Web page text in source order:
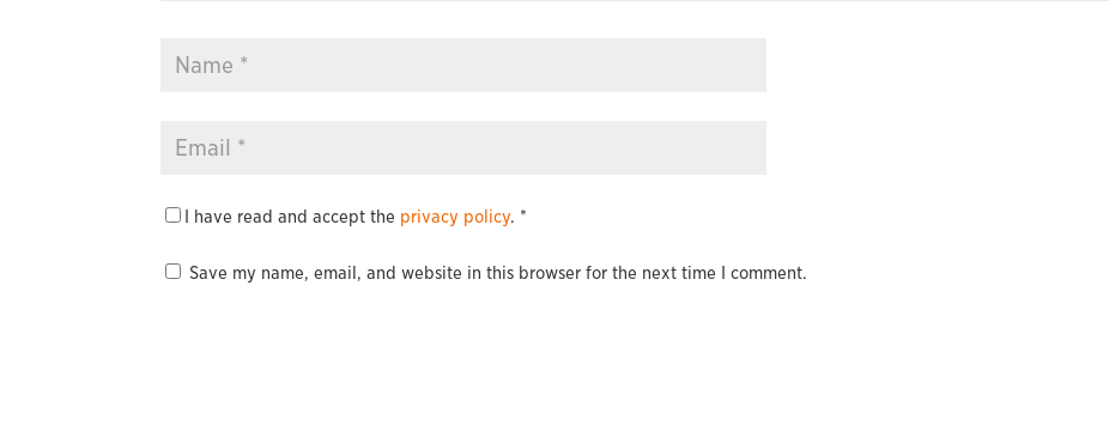
I have read and accept the privacy policy. *
Save my name, email, and website in this browser for the next time I comment.